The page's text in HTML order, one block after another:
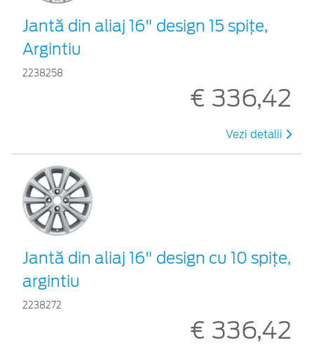
Jantă din aliaj 16" design 15 spiţe,
Argintiu
2238258
€ 336,42
Vezi detalii
Jantă din aliaj 16" design cu 10 spiţe,
argintiu
2238272
€ 336,42